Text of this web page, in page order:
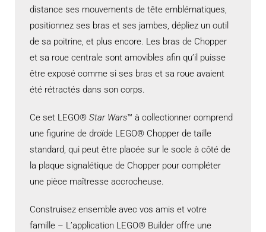
distance ses mouvements de tête emblématiques,
positionnez ses bras et ses jambes, dépliez un outil
de sa poitrine, et plus encore. Les bras de Chopper
et sa roue centrale sont amovibles afin qu’il puisse
être exposé comme si ses bras et sa roue avaient
été rétractés dans son corps.
Ce set LEGO® Star Wars™ à collectionner comprend
une figurine de droïde LEGO® Chopper de taille
standard, qui peut être placée sur le socle à côté de
la plaque signalétique de Chopper pour compléter
une pièce maîtresse accrocheuse.
Construisez ensemble avec vos amis et votre
famille – L’application LEGO® Builder offre une